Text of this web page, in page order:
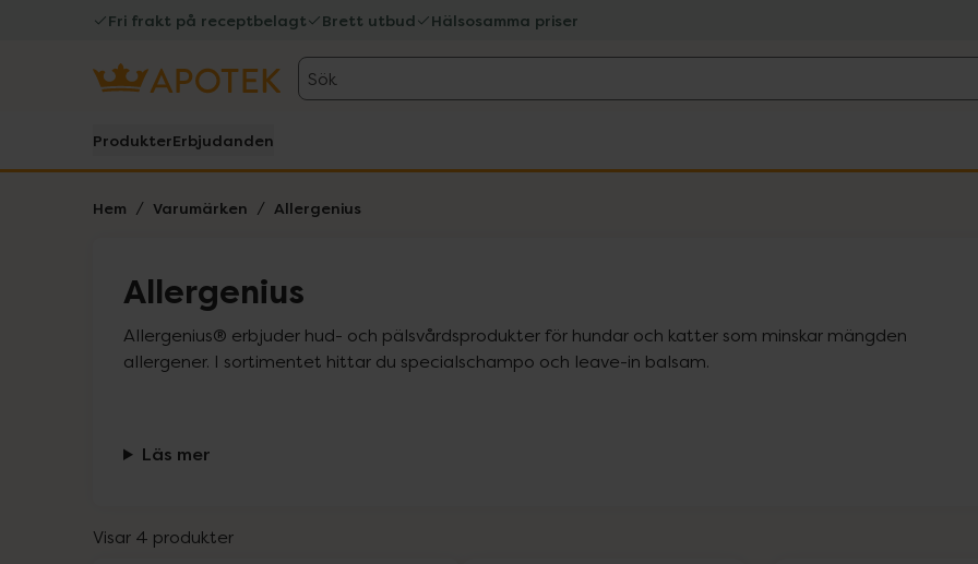
Fri frakt på receptbelagt Brett utbud Hälsosamma priser
Sök
ProdukterErbjudanden
Hem Varumärken Allergenius
Allergenius
Allergenius® erbjuder hud- och pälsvårdsprodukter för hundar och katter som minskar mängden
allergener. I sortimentet hittar du specialschampo och leave-in balsam.
Läs mer
Visar 4 produkter